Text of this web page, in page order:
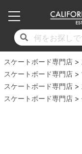
スケートボード専門店
スケートボード専門店
スケートボード専門店
スケートボード専門店
17時まで
11,000
毎月1日はポイント
コンプリートセ
17時まで
11,000
毎月1日はポイント
デッキ新着一覧
子供用デッキ
7.0inch以下
7.2inch
17時まで
11,000
毎月1日はポイント
トラック新着一覧
7.0inch以下
7.2inch
7.3inch
17時まで
11,000
毎月1日はポイント
ウィール新着一覧
50mm
51mm
52mm
17時まで
11,000
毎月1日はポイント
シューズ新着一覧
20cm
21cm
22cm
17時まで
11,000
毎月1日はポイント
Tシャツ
17時まで
11,000
毎月1日はポイント
最新ブログ一覧
17時まで
11,000
毎月1日はポイント
初心者の方へ
17時まで
11,000
毎月1日はポイント
店舗情報